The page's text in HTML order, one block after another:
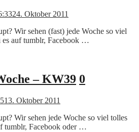
24. Oktober 2011
Wir sehen (fast) jede Woche so viel
es auf tumblr, Facebook …
– KW39 0
3. Oktober 2011
Wir sehen jede Woche so viel tolles
tumblr, Facebook oder …